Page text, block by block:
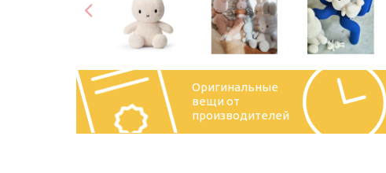
Оригинальные
вещи от
производителей